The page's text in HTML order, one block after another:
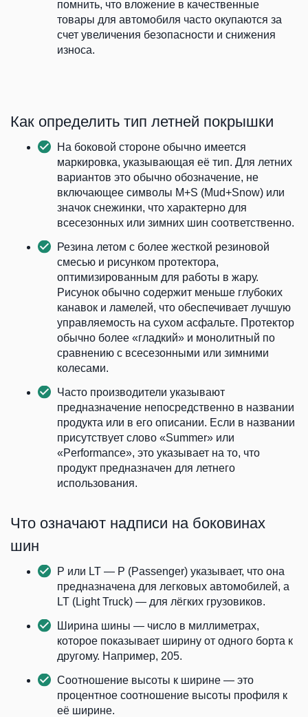
помнить, что вложение в качественные
товары для автомобиля часто окупаются за
счет увеличения безопасности и снижения
износа.
Как определить тип летней покрышки
На боковой стороне обычно имеется
маркировка, указывающая её тип. Для летних
вариантов это обычно обозначение, не
включающее символы M+S (Mud+Snow) или
значок снежинки, что характерно для
всесезонных или зимних шин соответственно.
Резина летом с более жесткой резиновой
смесью и рисунком протектора,
оптимизированным для работы в жару.
Рисунок обычно содержит меньше глубоких
канавок и ламелей, что обеспечивает лучшую
управляемость на сухом асфальте. Протектор
обычно более «гладкий» и монолитный по
сравнению с всесезонными или зимними
колесами.
Часто производители указывают
предназначение непосредственно в названии
продукта или в его описании. Если в названии
присутствует слово «Summer» или
«Performance», это указывает на то, что
продукт предназначен для летнего
использования.
Что означают надписи на боковинах
шин
P или LT — P (Passenger) указывает, что она
предназначена для легковых автомобилей, а
LT (Light Truck) — для лёгких грузовиков.
Ширина шины — число в миллиметрах,
которое показывает ширину от одного борта к
другому. Например, 205.
Соотношение высоты к ширине — это
процентное соотношение высоты профиля к
её ширине.